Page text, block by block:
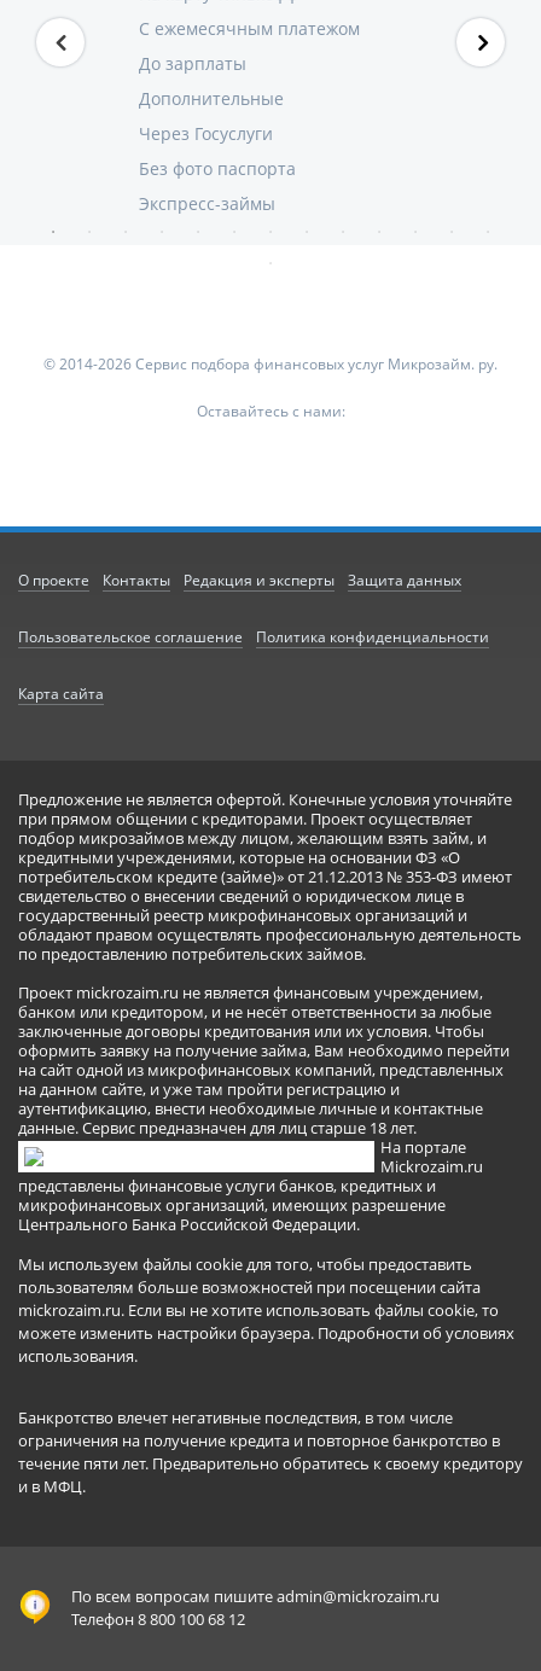
С ежемесячным платежом
До зарплаты
Дополнительные
Через Госуслуги
Без фото паспорта
Экспресс-займы
© 2014-2026 Сервис подбора финансовых услуг Микрозайм. ру.
Оставайтесь с нами:
О проекте Контакты Редакция и эксперты Защита данных
Пользовательское соглашение Политика конфиденциальности
Карта сайта
Предложение не является офертой. Конечные условия уточняйте
при прямом общении с кредиторами. Проект осуществляет
подбор микрозаймов между лицом, желающим взять займ, и
кредитными учреждениями, которые на основании ФЗ «О
потребительском кредите (займе)» от 21.12.2013 № 353-ФЗ имеют
свидетельство о внесении сведений о юридическом лице в
государственный реестр микрофинансовых организаций и
обладают правом осуществлять профессиональную деятельность
по предоставлению потребительских займов.
Проект mickrozaim.ru не является финансовым учреждением,
банком или кредитором, и не несёт ответственности за любые
заключенные договоры кредитования или их условия. Чтобы
оформить заявку на получение займа, Вам необходимо перейти
на сайт одной из микрофинансовых компаний, представленных
на данном сайте, и уже там пройти регистрацию и
аутентификацию, внести необходимые личные и контактные
данные. Сервис предназначен для лиц старше 18 лет.
На портале
Mickrozaim.ru
представлены финансовые услуги банков, кредитных и
микрофинансовых организаций, имеющих разрешение
Центрального Банка Российской Федерации.
Мы используем файлы cookie для того, чтобы предоставить
пользователям больше возможностей при посещении сайта
mickrozaim.ru. Если вы не хотите использовать файлы cookie, то
можете изменить настройки браузера. Подробности об условиях
использования.
Банкротство влечет негативные последствия, в том числе
ограничения на получение кредита и повторное банкротство в
течение пяти лет. Предварительно обратитесь к своему кредитору
и в МФЦ.
По всем вопросам пишитеadmin@mickrozaim.ru
Телефон 8 800 100 68 12